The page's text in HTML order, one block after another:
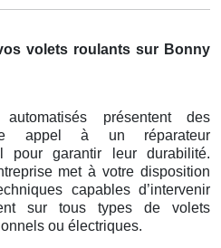
volets roulants sur Bonny
présentent des
appel à un réparateur
pour garantir leur durabilité.
met à votre disposition
capables d’intervenir
sur tous types de volets
ou électriques.